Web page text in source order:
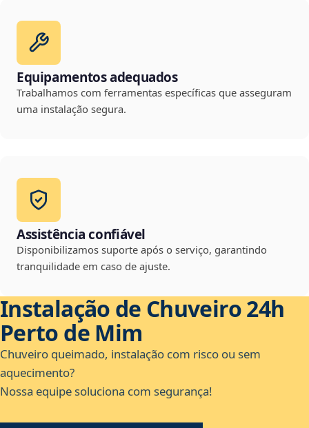
Equipamentos adequados
Trabalhamos com ferramentas específicas que asseguram
uma instalação segura.
Assistência confiável
Disponibilizamos suporte após o serviço, garantindo
tranquilidade em caso de ajuste.
Instalação de Chuveiro 24h
Perto de Mim
Chuveiro queimado, instalação com risco ou sem
aquecimento?
Nossa equipe soluciona com segurança!